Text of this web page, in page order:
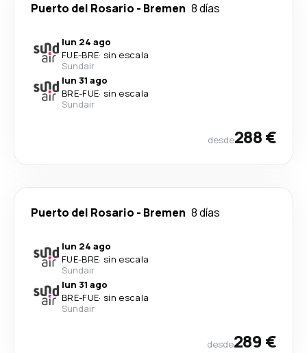
Puerto del Rosario - Bremen 8 días
lun 24 ago
FUE-BRE· sin escala
Sundair
lun 31 ago
BRE-FUE· sin escala
Sundair
desde288 €
Puerto del Rosario - Bremen 8 días
lun 24 ago
FUE-BRE· sin escala
Sundair
lun 31 ago
BRE-FUE· sin escala
Sundair
desde289 €